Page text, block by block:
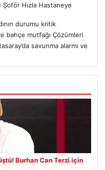
Hızla Hastaneye
durumu kritik
bahçe mutfağı Çözümleri
savunma alarmı ve
Burhan Can Terzi için